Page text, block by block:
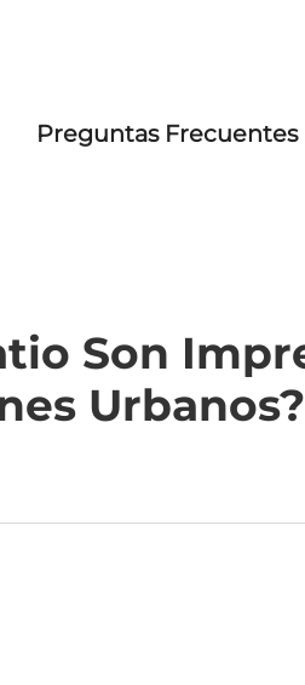
Preguntas Frecuentes
Son
Urbanos?